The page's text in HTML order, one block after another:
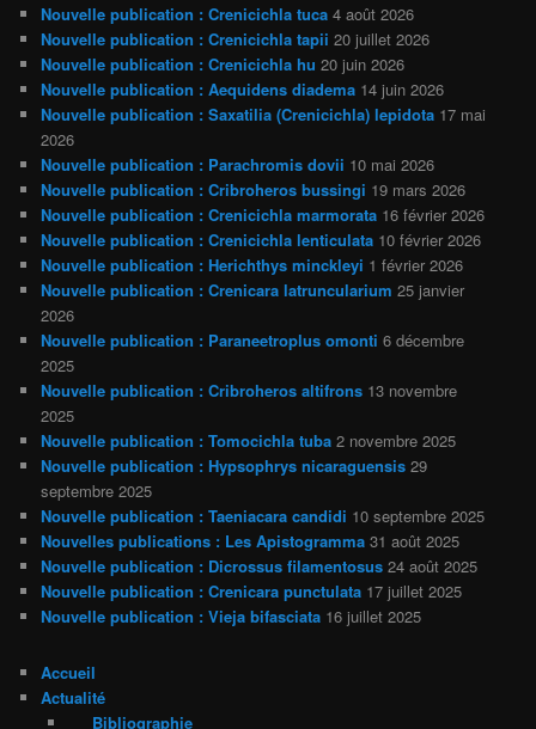
Nouvelle publication : Crenicichla tuca 4 août 2026
Nouvelle publication : Crenicichla tapii 20 juillet 2026
Nouvelle publication : Crenicichla hu 20 juin 2026
Nouvelle publication : Aequidens diadema 14 juin 2026
Nouvelle publication : Saxatilia (Crenicichla) lepidota 17 mai
2026
Nouvelle publication : Parachromis dovii 10 mai 2026
Nouvelle publication : Cribroheros bussingi 19 mars 2026
Nouvelle publication : Crenicichla marmorata 16 février 2026
Nouvelle publication : Crenicichla lenticulata 10 février 2026
Nouvelle publication : Herichthys minckleyi 1 février 2026
Nouvelle publication : Crenicara latruncularium 25 janvier
2026
Nouvelle publication : Paraneetroplus omonti 6 décembre
2025
Nouvelle publication : Cribroheros altifrons 13 novembre
2025
Nouvelle publication : Tomocichla tuba 2 novembre 2025
Nouvelle publication : Hypsophrys nicaraguensis 29
septembre 2025
Nouvelle publication : Taeniacara candidi 10 septembre 2025
Nouvelles publications : Les Apistogramma 31 août 2025
Nouvelle publication : Dicrossus filamentosus 24 août 2025
Nouvelle publication : Crenicara punctulata 17 juillet 2025
Nouvelle publication : Vieja bifasciata 16 juillet 2025
Accueil
Actualité
Bibliographie